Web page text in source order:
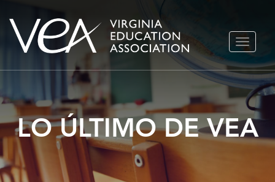
Ir
LO ÚLTIMO DE VEA